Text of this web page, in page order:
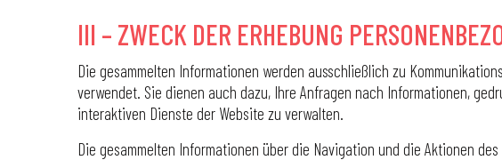
III – ZWECK DER ERHEBUNG
Die gesammelten Informationen werden ausschließlich zu
verwendet. Sie dienen auch dazu, Ihre Anfragen nach Informationen,
interaktiven Dienste der Website zu verwalten.
Die gesammelten Informationen über die Navigation und die Aktionen